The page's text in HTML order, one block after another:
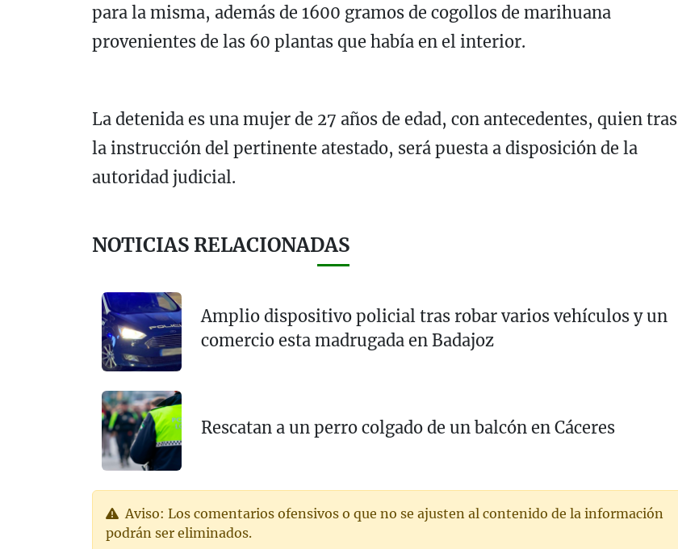
para la misma, además de 1600 gramos de cogollos de marihuana
provenientes de las 60 plantas que había en el interior.
La detenida es una mujer de 27 años de edad, con antecedentes, quien tras
la instrucción del pertinente atestado, será puesta a disposición de la
autoridad judicial.
NOTICIAS RELACIONADAS
Amplio dispositivo policial tras robar varios vehículos y un
comercio esta madrugada en Badajoz
Rescatan a un perro colgado de un balcón en Cáceres
Aviso: Los comentarios ofensivos o que no se ajusten al contenido de la información
podrán ser eliminados.